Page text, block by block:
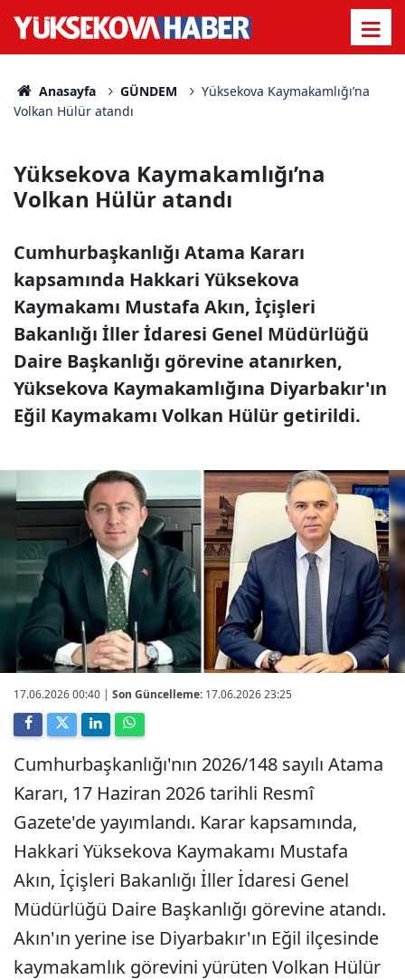
Anasayfa GÜNDEM
Yüksekova Kaymakamlığı’na
Volkan Hülür atandı
Yüksekova Kaymakamlığı’na
Volkan Hülür atandı
Cumhurbaşkanlığı Atama Kararı
kapsamında Hakkari Yüksekova
Kaymakamı Mustafa Akın, İçişleri
Bakanlığı İller İdaresi Genel Müdürlüğü
Daire Başkanlığı görevine atanırken,
Yüksekova Kaymakamlığına Diyarbakır'ın
Eğil Kaymakamı Volkan Hülür getirildi.
17.06.2026 00:40 | Son Güncelleme: 17.06.2026 23:25
Cumhurbaşkanlığı'nın 2026/148 sayılı Atama
Kararı, 17 Haziran 2026 tarihli Resmî
Gazete'de yayımlandı. Karar kapsamında,
Hakkari Yüksekova Kaymakamı Mustafa
Akın, İçişleri Bakanlığı İller İdaresi Genel
Müdürlüğü Daire Başkanlığı görevine atandı.
Akın'ın yerine ise Diyarbakır'ın Eğil ilçesinde
kaymakamlık görevini yürüten Volkan Hülür